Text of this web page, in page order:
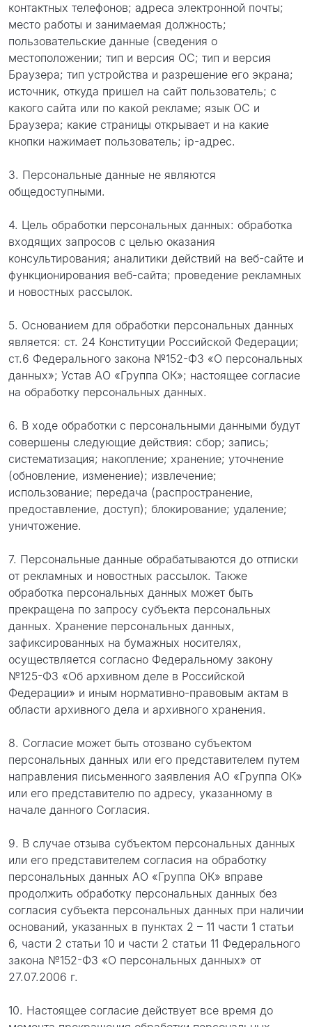
контактных телефонов; адреса электронной почты;
место работы и занимаемая должность;
пользовательские данные (сведения о
местоположении; тип и версия ОС; тип и версия
Браузера; тип устройства и разрешение его экрана;
источник, откуда пришел на сайт пользователь; с
какого сайта или по какой рекламе; язык ОС и
Браузера; какие страницы открывает и на какие
кнопки нажимает пользователь; ip-адрес.
3. Персональные данные не являются
общедоступными.
4. Цель обработки персональных данных: обработка
входящих запросов с целью оказания
консультирования; аналитики действий на веб-сайте и
функционирования веб-сайта; проведение рекламных
и новостных рассылок.
5. Основанием для обработки персональных данных
является: ст. 24 Конституции Российской Федерации;
ст.6 Федерального закона №152-ФЗ «О персональных
данных»; Устав АО «Группа ОК»; настоящее согласие
на обработку персональных данных.
6. В ходе обработки с персональными данными будут
совершены следующие действия: сбор; запись;
систематизация; накопление; хранение; уточнение
(обновление, изменение); извлечение;
использование; передача (распространение,
предоставление, доступ); блокирование; удаление;
уничтожение.
7. Персональные данные обрабатываются до отписки
от рекламных и новостных рассылок. Также
обработка персональных данных может быть
прекращена по запросу субъекта персональных
данных. Хранение персональных данных,
зафиксированных на бумажных носителях,
осуществляется согласно Федеральному закону
№125-ФЗ «Об архивном деле в Российской
Федерации» и иным нормативно-правовым актам в
области архивного дела и архивного хранения.
8. Согласие может быть отозвано субъектом
персональных данных или его представителем путем
направления письменного заявления АО «Группа ОК»
или его представителю по адресу, указанному в
начале данного Согласия.
9. В случае отзыва субъектом персональных данных
или его представителем согласия на обработку
персональных данных АО «Группа ОК» вправе
продолжить обработку персональных данных без
согласия субъекта персональных данных при наличии
оснований, указанных в пунктах 2 – 11 части 1 статьи
6, части 2 статьи 10 и части 2 статьи 11 Федерального
закона №152-ФЗ «О персональных данных» от
27.07.2006 г.
10. Настоящее согласие действует все время до